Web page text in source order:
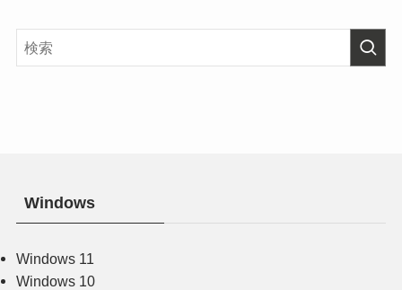
Windows
Windows 11
Windows 10